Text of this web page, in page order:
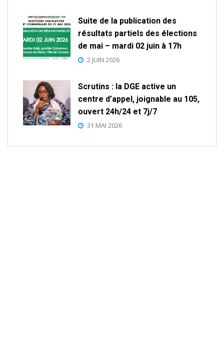
Suite de la publication des
résultats partiels des élections
de mai – mardi 02 juin à 17h
2 JUIN 2026
Scrutins : la DGE active un
centre d’appel, joignable au 105,
ouvert 24h/24 et 7j/7
31 MAI 2026